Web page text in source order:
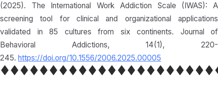
(2025). The International Work Addiction Scale (IWAS): A
screening tool for clinical and organizational applications
validated in 85 cultures from six continents. Journal of
Behavioral Addictions, 14(1), 220-
245. https://doi.org/10.1556/2006.2025.00005